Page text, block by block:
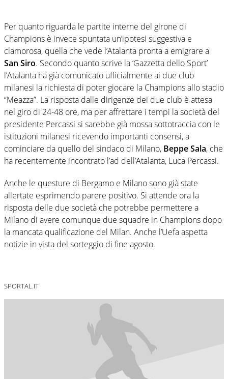
Per quanto riguarda le partite interne del girone di
Champions è invece spuntata un’ipotesi suggestiva e
clamorosa, quella che vede l’Atalanta pronta a emigrare a
San Siro. Secondo quanto scrive la ‘Gazzetta dello Sport’
l’Atalanta ha già comunicato ufficialmente ai due club
milanesi la richiesta di poter giocare la Champions allo stadio
“Meazza”. La risposta dalle dirigenze dei due club è attesa
nel giro di 24-48 ore, ma per affrettare i tempi la società del
presidente Percassi si sarebbe già mossa sottotraccia con le
istituzioni milanesi ricevendo importanti consensi, a
cominciare da quello del sindaco di Milano, Beppe Sala, che
ha recentemente incontrato l’ad dell’Atalanta, Luca Percassi.
Anche le questure di Bergamo e Milano sono già state
allertate esprimendo parere positivo. Si attende ora la
risposta delle due società che potrebbe permettere a
Milano di avere comunque due squadre in Champions dopo
la mancata qualificazione del Milan. Anche l’Uefa aspetta
notizie in vista del sorteggio di fine agosto.
SPORTAL.IT